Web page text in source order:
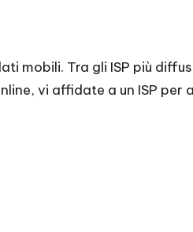
mobili. Tra gli ISP più
vi affidate a un ISP per